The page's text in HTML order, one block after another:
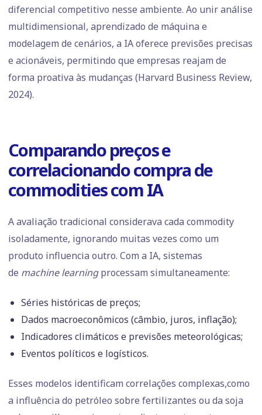
diferencial competitivo nesse ambiente. Ao unir análise
multidimensional, aprendizado de máquina e
modelagem de cenários, a IA oferece previsões precisas
e acionáveis, permitindo que empresas reajam de
forma proativa às mudanças (Harvard Business Review,
2024).
Comparando preços e
correlacionando compra de
commodities com IA
A avaliação tradicional considerava cada commodity
isoladamente, ignorando muitas vezes como um
produto influencia outro. Com a IA, sistemas
de machine learningprocessam simultaneamente:
Séries históricas de preços;
Dados macroeconômicos (câmbio, juros, inflação);
Indicadores climáticos e previsões meteorológicas;
Eventos políticos e logísticos.
Esses modelos identificam correlações complexas,como
a influência do petróleo sobre fertilizantes ou da soja